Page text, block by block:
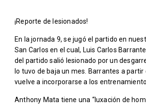
¡Reporte de lesionados!
En la jornada 9, se jugó el partido en
San Carlos en el cual, Luis Carlos
del partido salió lesionado por un
lo tuvo de baja un mes. Barrantes a
vuelve a incorporarse a los
Anthony Mata tiene una “luxación de